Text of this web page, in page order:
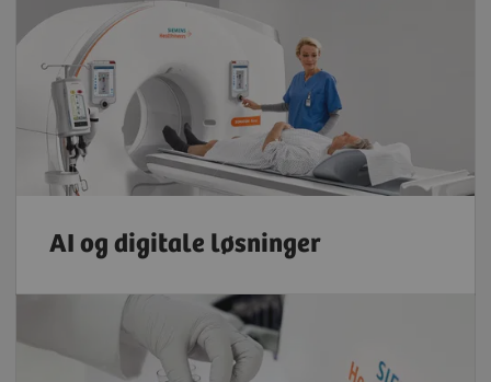
AI og digitale løsninger